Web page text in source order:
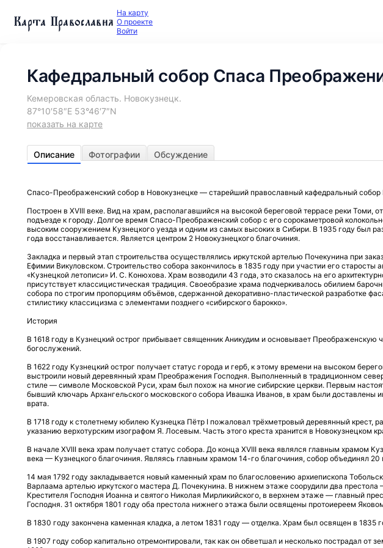
Карта Православия На карту
О проекте
Войти
Кафедральный собор Спаса
Кемеровская область. Новокузнецк.
87°10′58″E 53°46′7″N
показать на карте
Описание Фотографии Обсуждение
Спасо-Преображенский собор в Новокузнецке — старейший православный кафедральный собор
Построен в XVIII веке. Вид на храм, располагавшийся на высокой береговой террасе реки Томи,
подъезде к городу. Долгое время Спасо-Преображенский собор с его сорокаметровой
высоким сооружением Кузнецкого уезда и одним из самых высоких в Сибири. В 1935 году был
года восстанавливается. Является центром 2 Новокузнецкого благочиния.
Закладка и первый этап строительства осуществлялись иркутской артелью Почекунина при
Ефимии Викуловском. Строительство собора закончилось в 1835 году при участии его старосты
«Кузнецкой летописи» И. С. Конюхова. Храм возводили 43 года, это сказалось на его
присутствует классицистическая традиция. Своеобразие храма подчеркивалось обилием
собора по строгим пропорциям объёмов, сдержанной декоративно-пластической разработке
стилистику классицизма с элементами позднего «сибирского барокко».
История
В 1618 году в Кузнецкий острог прибывает священник Аникудим и основывает Преображенскую
богослужений.
В 1622 году Кузнецкий острог получает статус города и герб, к этому времени на высоком
выстроили новый деревянный храм Преображения Господня. Выполненный в традиционном
стиле — символе Московской Руси, храм был похож на многие сибирские церкви. Первым
бывший ключарь Архангельского московского собора Ивашка Иванов, в храм были доставлены
врата.
В 1718 году к столетнему юбилею Кузнецка Пётр I пожаловал трёхметровый деревянный крест,
указанию верхотурским изографом Я. Лосевым. Часть этого креста хранится в Новокузнецком
В начале XVIII века храм получает статус собора. До конца XVIII века являлся главным храмом
века — Кузнецкого благочиния. Являясь главным храмом 14-го благочиния, собор объединял 20
14 мая 1792 году закладывается новый каменный храм по благословению архиепископа
Варлаама артелью иркутского мастера Д. Почекунина. В нижнем этаже соорудили два престола
Крестителя Господня Иоанна и святого Николая Мирликийского, в верхнем этаже — главный
Господня. 31 октября 1801 году оба престола нижнего этажа были освящены протоиереем
В 1830 году закончена каменная кладка, а летом 1831 году — отделка. Храм был освящен в 1835
В 1907 году собор капитально отремонтировали, так как он обветшал и несколько пострадал от